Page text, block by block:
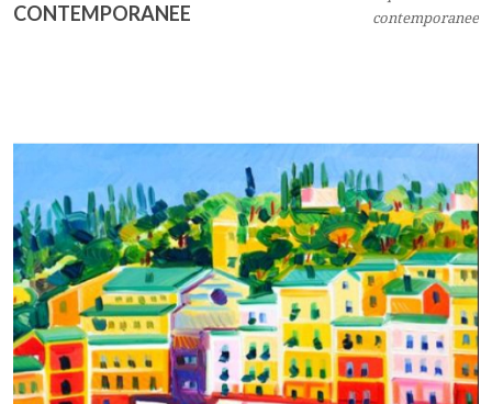
CONTEMPORANEE
contemporanee